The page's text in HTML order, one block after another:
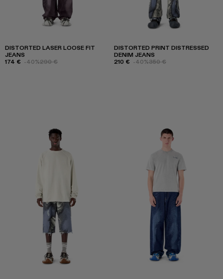
DISTORTED LASER LOOSE FIT
JEANS
174 € -40%290 €
DISTORTED PRINT DISTRESSED
DENIM JEANS
210 € -40%350 €